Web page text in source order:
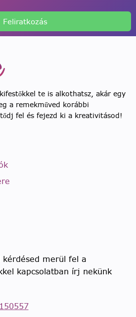
Feliratkozás
te is alkothatsz, akár egy
a remekműved korábbi
fel és fejezd ki a kreativitásod!
merül fel a
kapcsolatban írj nekünk